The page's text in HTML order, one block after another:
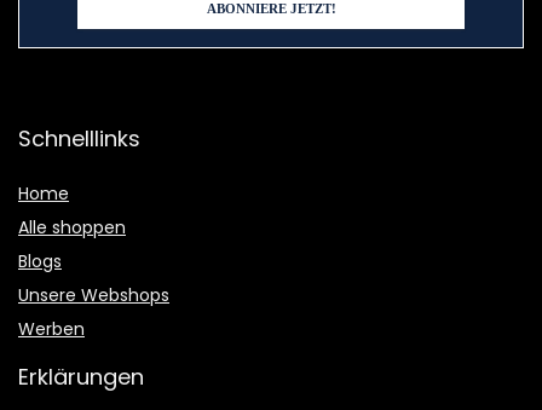
Schnelllinks
Home
Alle shoppen
Blogs
Unsere Webshops
Werben
Erklärungen